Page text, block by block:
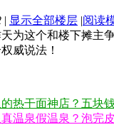
| 显示全部楼层 |阅读
为这个和楼下摊主
威说法！
热干面神店？五块
温泉假温泉？泡完